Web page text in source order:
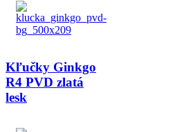
Kľučky Ginkgo
R4 PVD zlatá
lesk